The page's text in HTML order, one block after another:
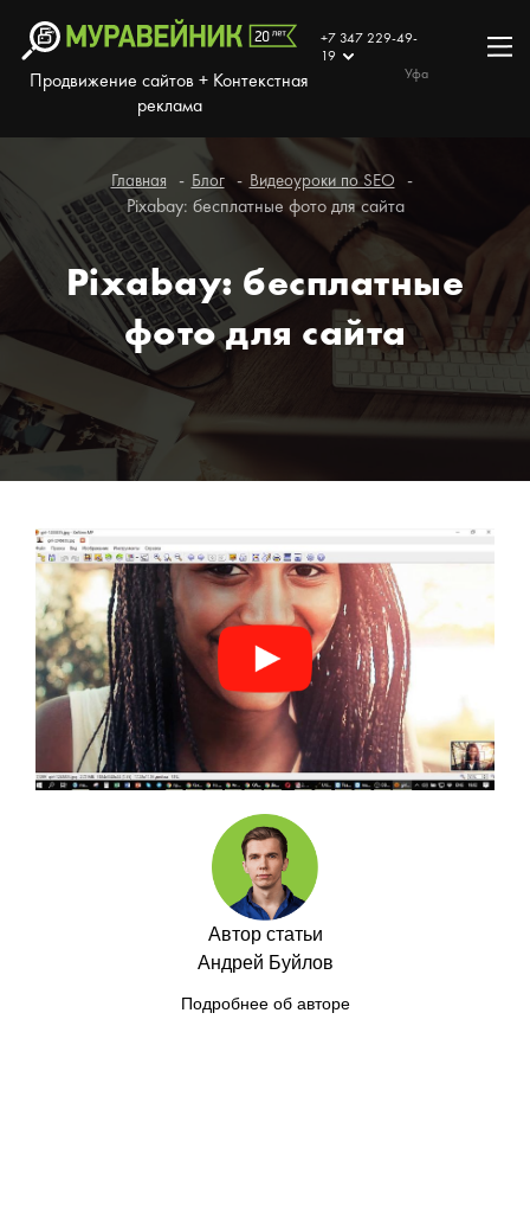
Продвижение сайтов + Контекстная
реклама
+7 347 229-49-
19
Уфа
Главная Блог Видеоуроки по SEO
Pixabay: бесплатные фото для сайта
Pixabay: бесплатные
фото для сайта
Автор статьи
Андрей Буйлов
Подробнее об авторе